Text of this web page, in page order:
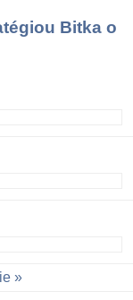
Bitka o